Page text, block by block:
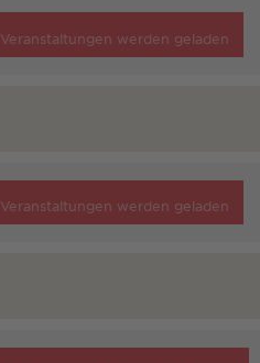
Veranstaltungen werden geladen
Veranstaltungen werden geladen